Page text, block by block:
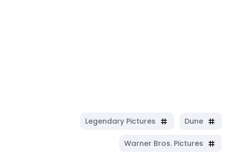
Dune
Legendary Pictures
Warner Bros. Pictures